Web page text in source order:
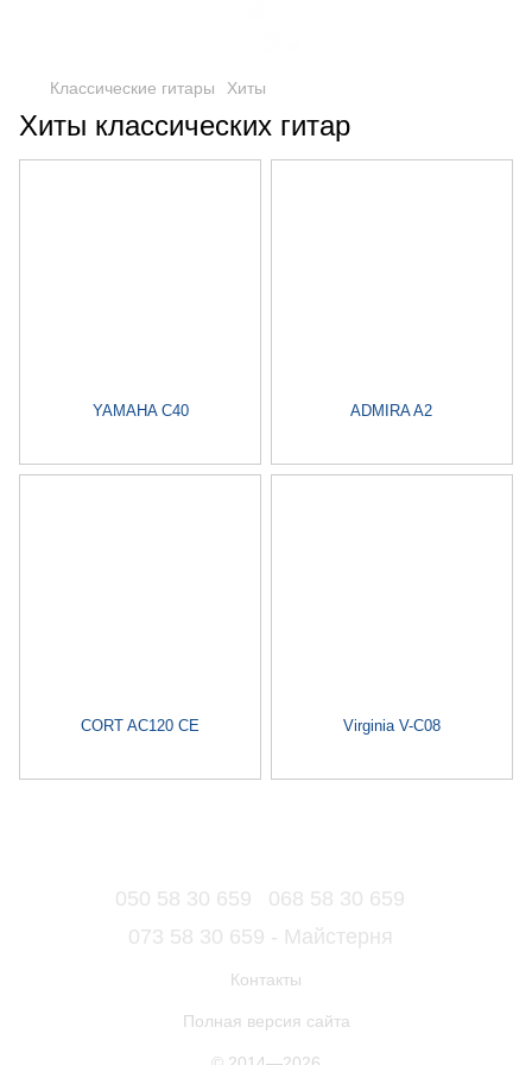
Классические гитары Хиты
Хиты классических гитар
YAMAHA C40 ADMIRA A2
CORT AC120 CE Virginia V-C08
050 58 30 659
068 58 30 659
073 58 30 659 - Майстерня
Контакты
Полная версия сайта